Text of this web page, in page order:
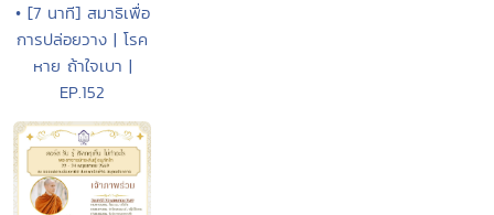
• [7 นาที] สมาธิเพื่อ
การปล่อยวาง | โรค
หาย ถ้าใจเบา |
EP.152